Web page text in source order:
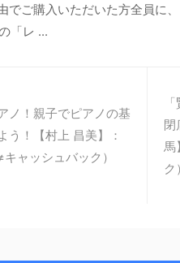
でご購入いただいた方全員に
「レ ...
ノ！親子でピアノの基
う！【村上 昌美】：
ャッシュバック）
閉
馬
ク）